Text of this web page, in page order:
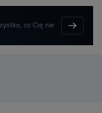
co Cię nie